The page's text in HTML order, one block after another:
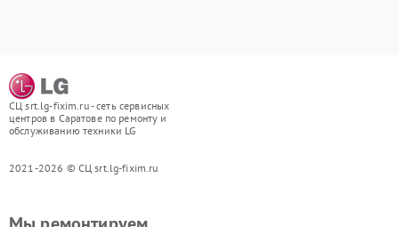
СЦ srt.lg-fixim.ru - сеть сервисных
центров в Саратове по ремонту и
обслуживанию техники LG
2021-2026 © СЦ srt.lg-fixim.ru